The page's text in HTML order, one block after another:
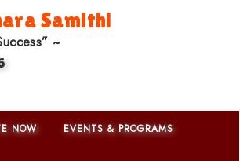
Samithi
~
NOW EVENTS & PROGRAMS